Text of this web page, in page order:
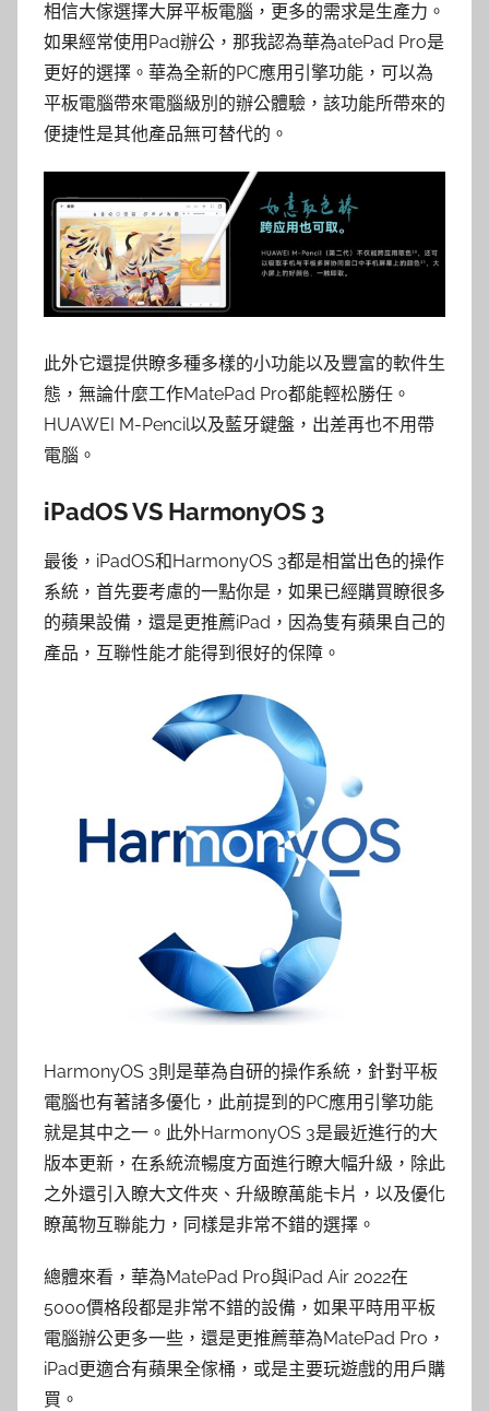
相信大傢選擇大屏平板電腦，更多的需求是生產力。
如果經常使用Pad辦公，那我認為華為atePad Pro是
更好的選擇。華為全新的PC應用引擎功能，可以為
平板電腦帶來電腦級別的辦公體驗，該功能所帶來的
便捷性是其他產品無可替代的。
此外它還提供瞭多種多樣的小功能以及豐富的軟件生
態，無論什麼工作MatePad Pro都能輕松勝任。
HUAWEI M-Pencil以及藍牙鍵盤，出差再也不用帶
電腦。
iPadOS VS HarmonyOS 3
最後，iPadOS和HarmonyOS 3都是相當出色的操作
系統，首先要考慮的一點你是，如果已經購買瞭很多
的蘋果設備，還是更推薦iPad，因為隻有蘋果自己的
產品，互聯性能才能得到很好的保障。
HarmonyOS 3則是華為自研的操作系統，針對平板
電腦也有著諸多優化，此前提到的PC應用引擎功能
就是其中之一。此外HarmonyOS 3是最近進行的大
版本更新，在系統流暢度方面進行瞭大幅升級，除此
之外還引入瞭大文件夾、升級瞭萬能卡片，以及優化
瞭萬物互聯能力，同樣是非常不錯的選擇。
總體來看，華為MatePad Pro與iPad Air 2022在
5000價格段都是非常不錯的設備，如果平時用平板
電腦辦公更多一些，還是更推薦華為MatePad Pro，
iPad更適合有蘋果全傢桶，或是主要玩遊戲的用戶購
買。